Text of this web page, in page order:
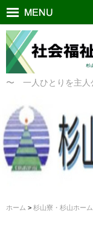
〜 一人ひとりを主
ホーム > 杉山寮・杉山ホー